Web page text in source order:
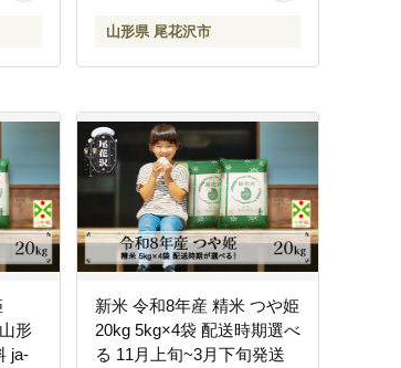
山形県 尾花沢市
形
ja-
新米 令和8年産 精米 つや姫
20kg 5kg×4袋 配送時期選べ
る 11月上旬~3月下旬発送